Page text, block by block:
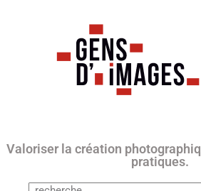
Valoriser la création
pratiques.